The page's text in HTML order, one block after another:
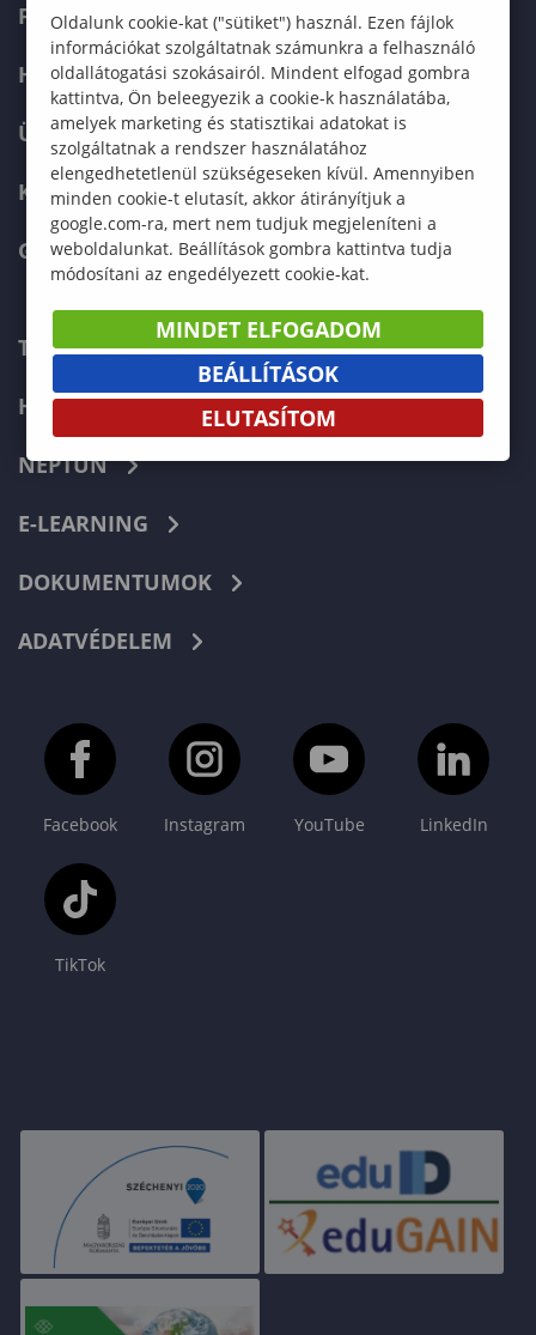
FELVÉTELIZŐKNEK
HALLGATÓKNAK
ÜZLETI PARTNEREKNEK
KARRIER
GREEN UNIVERSITY
TELEFONKÖNYV
HIBABEJELENTÉS
NEPTUN
E-LEARNING
DOKUMENTUMOK
ADATVÉDELEM
Facebook Instagram YouTube LinkedIn
TikTok
Oldalunk cookie-kat ("sütiket") használ. Ezen fájlok
információkat szolgáltatnak számunkra a felhasználó
oldallátogatási szokásairól. Mindent elfogad gombra
kattintva, Ön beleegyezik a cookie-k használatába,
amelyek marketing és statisztikai adatokat is
szolgáltatnak a rendszer használatához
elengedhetetlenül szükségeseken kívül. Amennyiben
minden cookie-t elutasít, akkor átirányítjuk a
google.com-ra, mert nem tudjuk megjeleníteni a
weboldalunkat. Beállítások gombra kattintva tudja
módosítani az engedélyezett cookie-kat.
MINDET ELFOGADOM
BEÁLLÍTÁSOK
ELUTASÍTOM